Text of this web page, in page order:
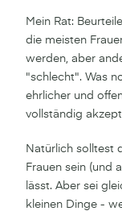
Mein Rat:
die meisten
werden, aber
"schlecht". Was
ehrlicher und
vollständig
Natürlich solltest
Frauen sein (und
lässt. Aber sei
kleinen Dinge -